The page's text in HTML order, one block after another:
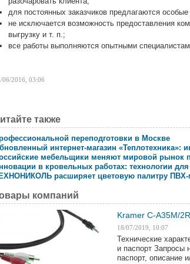
для постоянных заказчиков предлагаются
не исключается возможность предоставления
выгрузку и т. п.;
все работы выполняются опытными
06/2016, 03:06
также
переподготовки в Москве
интернет-магазин «Теплотехника»:
мебельщики меняют мировой рынок
в кровельных работах: технологии
расширяет цветовую палитру ПВХ-
компаний
Kramer C-A35M/
18/07/2019, 10:07
Технические
и паспорт Запросы
паспорт, описание